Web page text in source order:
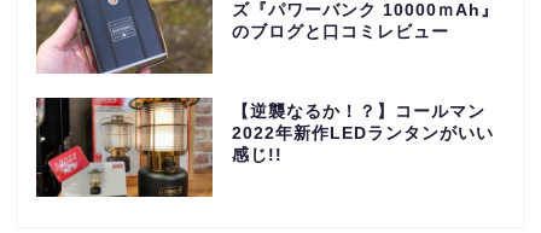
ズ『パワーバンク 10000ｍAh』
のブログと口コミレビュー
【逆襲なるか！？】コールマン
2022年新作LEDランタンがいい
感じ!!